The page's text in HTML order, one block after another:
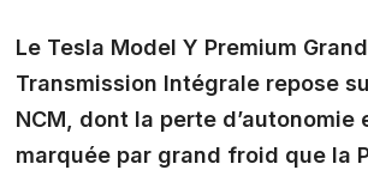
Le Tesla Model Y Premium
Transmission Intégrale repose
NCM , dont la perte d’autonomie
marquée par grand froid que la